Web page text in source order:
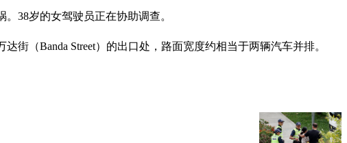
38岁的女驾驶员正在协助调查。
街（Banda Street）的出口处，路面宽度约相当于两辆汽车并排。